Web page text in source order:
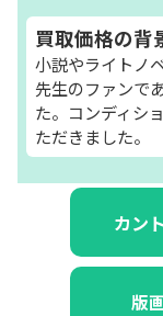
買取価格の背
小説やライトノ
先生のファンで
た。コンディシ
ただきました。
カン
版